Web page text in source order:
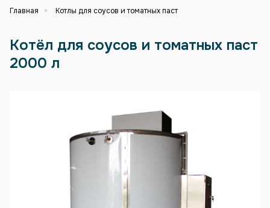
Главная Котлы для соусов и томатных паст
Котёл для соусов и томатных паст
2000 л